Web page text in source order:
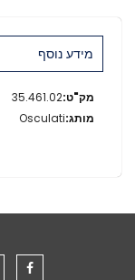
מידע נוסף
מידע
נוסף
35.461.02
Osculati